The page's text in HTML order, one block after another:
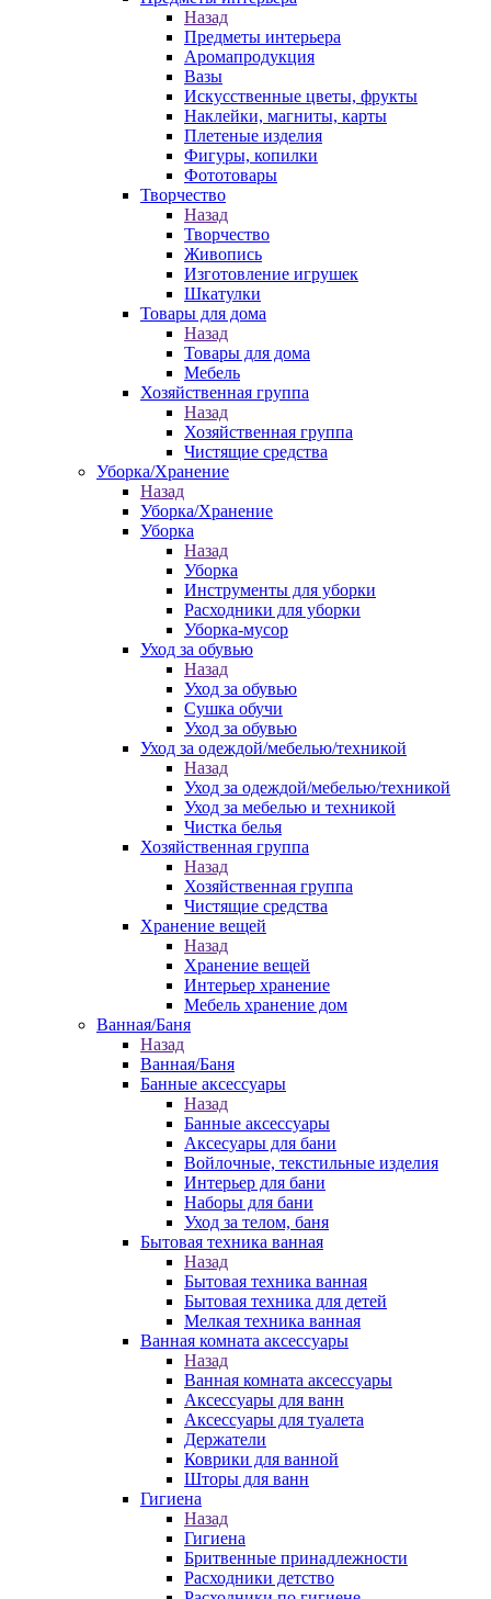
Назад
Предметы интерьера
Аромапродукция
Вазы
Искусственные цветы, фрукты
Наклейки, магниты, карты
Плетеные изделия
Фигуры, копилки
Фототовары
Творчество
Назад
Творчество
Живопись
Изготовление игрушек
Шкатулки
Товары для дома
Назад
Товары для дома
Мебель
Хозяйственная группа
Назад
Хозяйственная группа
Чистящие средства
Уборка/Хранение
Назад
Уборка/Хранение
Уборка
Назад
Уборка
Инструменты для уборки
Расходники для уборки
Уборка-мусор
Уход за обувью
Назад
Уход за обувью
Сушка обучи
Уход за обувью
Уход за одеждой/мебелью/техникой
Назад
Уход за одеждой/мебелью/техникой
Уход за мебелью и техникой
Чистка белья
Хозяйственная группа
Назад
Хозяйственная группа
Чистящие средства
Хранение вещей
Назад
Хранение вещей
Интерьер хранение
Мебель хранение дом
Ванная/Баня
Назад
Ванная/Баня
Банные аксессуары
Назад
Банные аксессуары
Аксесуары для бани
Войлочные, текстильные изделия
Интерьер для бани
Наборы для бани
Уход за телом, баня
Бытовая техника ванная
Назад
Бытовая техника ванная
Бытовая техника для детей
Мелкая техника ванная
Ванная комната аксессуары
Назад
Ванная комната аксессуары
Аксессуары для ванн
Аксессуары для туалета
Держатели
Коврики для ванной
Шторы для ванн
Гигиена
Назад
Гигиена
Бритвенные принадлежности
Расходники детство